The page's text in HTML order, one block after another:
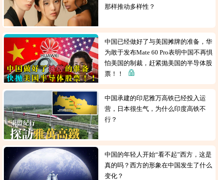
那样推动多样性？
中国已经做好了与美国摊牌的准备，华
为敢于发布Mate 60 Pro表明中国不再惧
怕美国的制裁，赶紧抛美国的半导体股
票！！
中国承建的印尼雅万高铁已经投入运
营，日本很生气，为什么印度高铁不
行？
中国的年轻人开始“看不起”西方，这是
真的吗？西方的形象在中国发生了什么
变化？